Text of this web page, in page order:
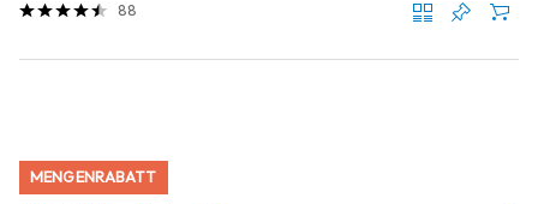
88
MENGENRABATT